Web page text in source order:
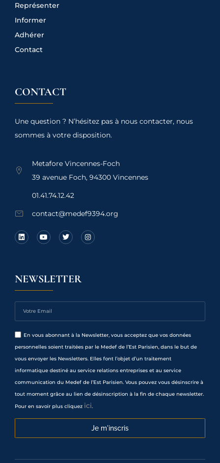
Représenter
Informer
Adhérer
Contact
CONTACT
Une question ? N’hésitez pas à nous contacter, nous
sommes à votre disposition.
Metafore Vincennes-Foch
39 avenue Foch, 94300 Vincennes
01.41.74.12.42
contact@medef9394.org
NEWSLETTER
En vous abonnant à la Newsletter, vous acceptez que vos données
personnelles soient traitées par le Medef de l’Est Parisien, dans le but de
vous envoyer les Newsletters. Elles font l’objet d’un traitement
informatique destiné au service relations entreprises et au service
communication du Medef de l’Est Parisien. Vous pouvez vous désinscrire à
tout moment grâce au lien de désinscription à la fin de chaque newsletter.
Pour en savoir plus cliquez ici.
Je m'inscris